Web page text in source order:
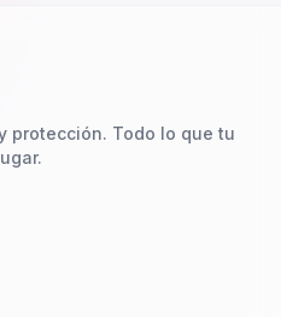
protección. Todo lo que tu